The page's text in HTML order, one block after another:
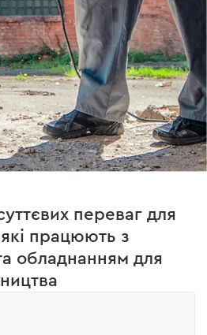
переваг для
які працюють з
обладнанням для